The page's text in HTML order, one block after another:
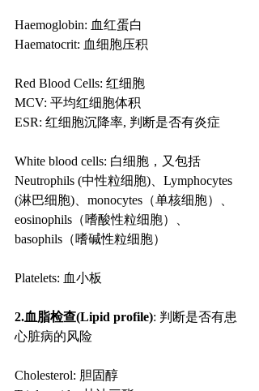
Haemoglobin: 血红蛋白
Haematocrit: 血细胞压积
Red Blood Cells: 红细胞
MCV: 平均红细胞体积
ESR: 红细胞沉降率, 判断是否有炎症
White blood cells: 白细胞，又包括
Neutrophils (中性粒细胞)、Lymphocytes
(淋巴细胞)、monocytes（单核细胞）、
eosinophils（嗜酸性粒细胞）、
basophils（嗜碱性粒细胞）
Platelets: 血小板
2.血脂检查(Lipid profile): 判断是否有患
心脏病的风险
Cholesterol: 胆固醇